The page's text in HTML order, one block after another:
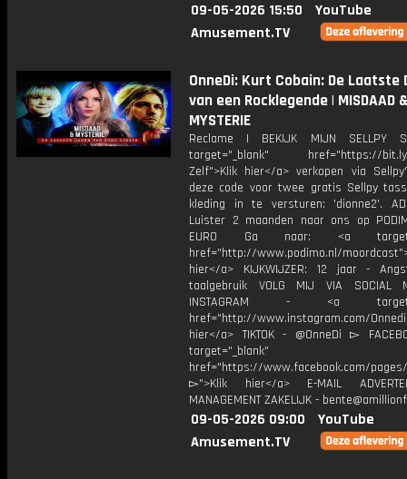
09-05-2026 15:50
YouTube
Amusement.TV
OnneDi: Kurt Cobain: De Laatste
van een Rocklegende | MISDAAD
MYSTERIE
Reclame | BEKIJK MIJN SELLPY
target="_blank" href="https://bit.ly/
Zelf">Klik hier</a> verkopen via
deze code voor twee gratis Sellpy
kleding in te versturen: 'dionne2'.
Luister 2 maanden naar ons op
EURO Ga naar: <a
href="http://www.podimo.nl/
hier</a> KIJKWIJZER: 12 jaar -
taalgebruik VOLG MIJ VIA SOCIAL
INSTAGRAM - <a
href="http://www.instagram.com/
hier</a> TIKTOK - @OnneDi ▻
target="_blank"
href="https://www.facebook.com/pages/
▻">Klik hier</a> E-MAIL
MANAGEMENT ZAKELIJK -
09-05-2026 09:00
YouTube
Amusement.TV